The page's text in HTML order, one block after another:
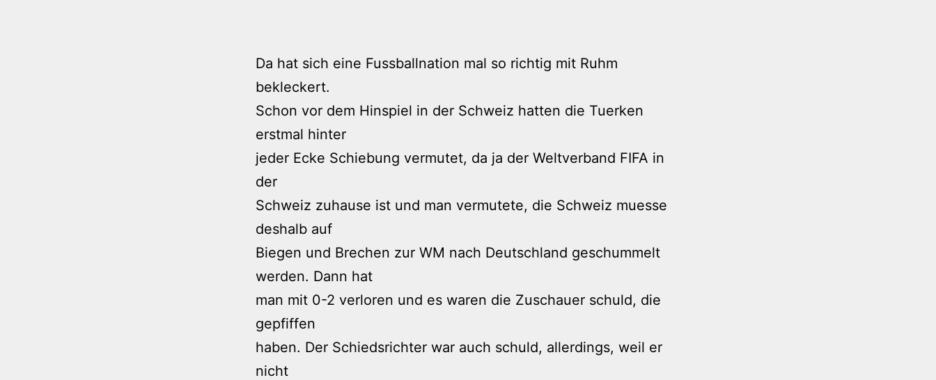
Da hat sich eine Fussballnation mal so richtig mit Ruhm
bekleckert.
Schon vor dem Hinspiel in der Schweiz hatten die Tuerken
erstmal hinter
jeder Ecke Schiebung vermutet, da ja der Weltverband FIFA in
der
Schweiz zuhause ist und man vermutete, die Schweiz muesse
deshalb auf
Biegen und Brechen zur WM nach Deutschland geschummelt
werden. Dann hat
man mit 0-2 verloren und es waren die Zuschauer schuld, die
gepfiffen
haben. Der Schiedsrichter war auch schuld, allerdings, weil er
nicht